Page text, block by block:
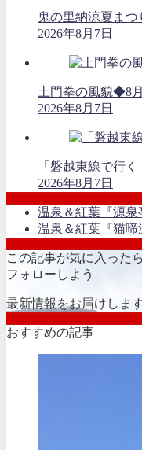
鬼の里納涼夏まつ
2026年8月7日
土門拳の風貌◆8
2026年8月7日
「磐越東線で行
2026年8月7日
温泉＆紅葉『源泉
温泉＆紅葉『猫
この記事が気に入ったら
フォローしよう
最新情報をお届けしま
おすすめの記事